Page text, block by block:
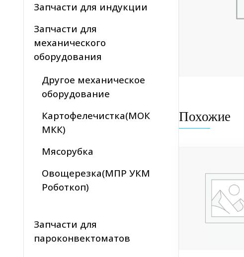
Похожие
Запчасти для индукции
Запчасти для
механического
оборудования
Другое механическое
оборудование
Картофелечистка(МОК
МКК)
Мясорубка
Овощерезка(МПР УКМ
Роботкоп)
Запчасти для
пароконвектоматов